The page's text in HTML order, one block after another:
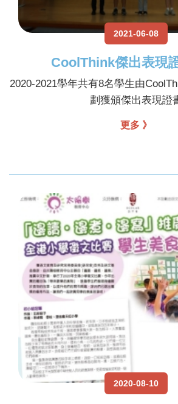
2021-06-08
CoolThink傑出表現
2020-2021學年共有8名學生由
劃獲頒傑出表現證
更多 》
2020-08-10